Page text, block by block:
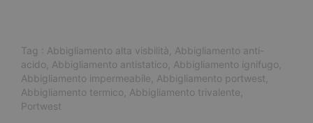
Tag : Abbigliamento alta visbilità Abbigliamento anti-
acido Abbigliamento antistatico Abbigliamento ignifugo
Abbigliamento impermeabile Abbigliamento portwest
Abbigliamento termico Abbigliamento trivalente
Portwest